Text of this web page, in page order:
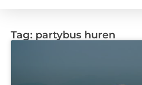
Tag: partybus huren